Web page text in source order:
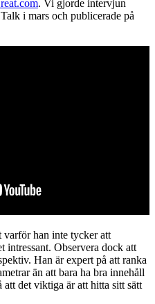
. Vi gjorde intervjun
Talk i mars och publicerade på
han inte tycker att
Observera dock att
Han är expert på att ranka
än att bara ha bra innehåll
att det viktiga är att hitta sitt sätt